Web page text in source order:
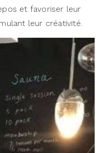
et favoriser leur
leur créativité.